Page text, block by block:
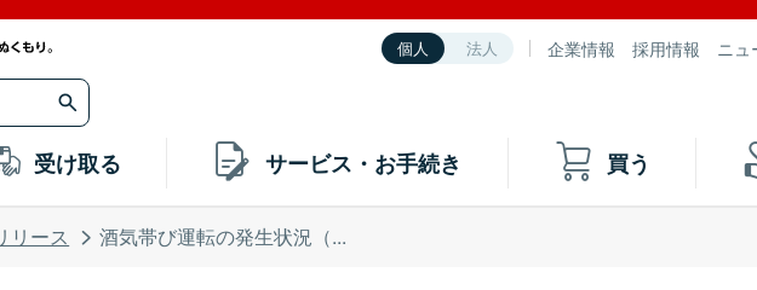
個人 法人 企業情報 採用情報 ニュ
受け取る サービス・お手続き 買う
リース 酒気帯び運転の発生状況（...